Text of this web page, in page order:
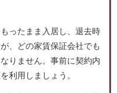
ったまま入居し、退去時
、どの家賃保証会社でも
りません。事前に契約内
利用しましょう。